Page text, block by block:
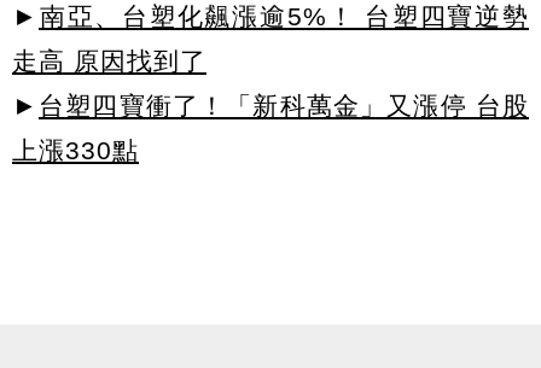
► 南亞、台塑化飆漲逾5%！ 台塑四寶逆勢
走高 原因找到了
► 台塑四寶衝了！「新科萬金」又漲停 台股
上漲330點